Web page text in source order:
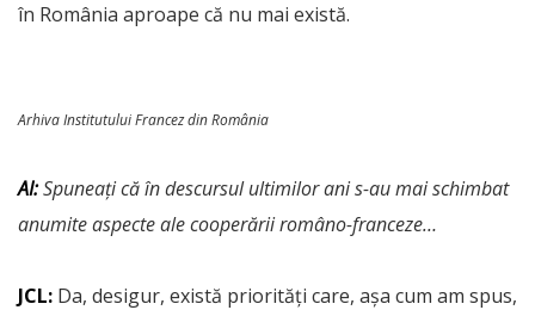
în România aproape că nu mai există.
Arhiva Institutului Francez din România
AI:Spuneați că în descursul ultimilor ani s-au mai schimbat
anumite aspecte ale cooperării româno-franceze…
JCL: Da, desigur, există priorități care, așa cum am spus,